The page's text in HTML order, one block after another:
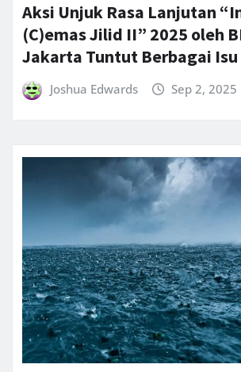
Aksi Unjuk Rasa Lanjutan
(C)emas Jilid II” 2025 oleh
Jakarta Tuntut Berbagai
Joshua Edwards Sep 2, 2025